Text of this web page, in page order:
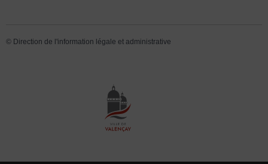
© Direction de l'information légale et administrative